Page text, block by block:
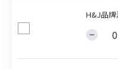
H&J品